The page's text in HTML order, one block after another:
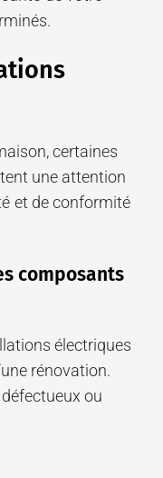
certaines
une attention
et de conformité
composants
électriques
rénovation.
ou